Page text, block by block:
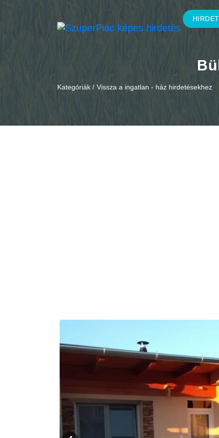
Kategóriák / Vissza a ingatlan - ház hirdetésekhez